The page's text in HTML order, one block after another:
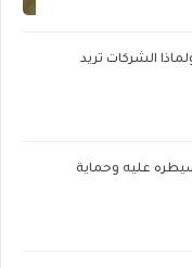
الشركات تريد
عليه وحماية